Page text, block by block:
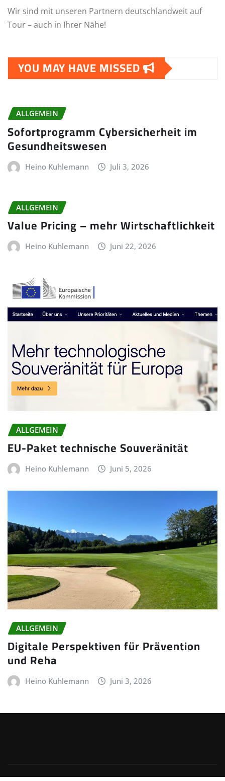
Wir sind mit unseren Partnern deutschlandweit auf
Tour – auch in Ihrer Nähe!
YOU MAY HAVE MISSED
ALLGEMEIN
Sofortprogramm Cybersicherheit im
Gesundheitswesen
Heino Kuhlemann Juli 3, 2026
ALLGEMEIN
Value Pricing – mehr Wirtschaftlichkeit
Heino Kuhlemann Juni 22, 2026
ALLGEMEIN
EU-Paket technische Souveränität
Heino Kuhlemann Juni 5, 2026
ALLGEMEIN
Digitale Perspektiven für Prävention
und Reha
Heino Kuhlemann Juni 3, 2026